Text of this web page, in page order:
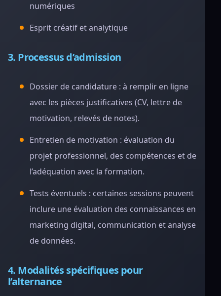
numériques
Esprit créatif et analytique
3. Processus d’admission
Dossier de candidature : à remplir en ligne
avec les pièces justificatives (CV, lettre de
motivation, relevés de notes).
Entretien de motivation : évaluation du
projet professionnel, des compétences et de
l’adéquation avec la formation.
Tests éventuels : certaines sessions peuvent
inclure une évaluation des connaissances en
marketing digital, communication et analyse
de données.
4. Modalités spécifiques pour
l’alternance